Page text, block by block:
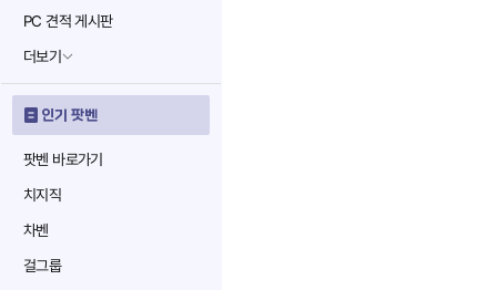
PC 견적 게시판
더보기
인기 팟벤
팟벤 바로가기
치지직
차벤
걸그룹